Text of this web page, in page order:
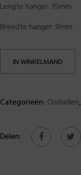
Lengte hanger: 15mm
Breedte hanger: 9mm
IN WINKELMAND
Categorieën: Oorbellen,
Delen: